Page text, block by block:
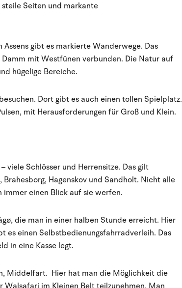
Seiten und markante
gibt es markierte Wanderwege. Das
mit Westfünen verbunden. Die Natur auf
hügelige Bereiche.
Dort gibt es auch einen tollen Spielplatz.
mit Herausforderungen für Groß und Klein.
viele Schlösser und Herrensitze. Das gilt
Hagenskov und Sandholt. Nicht alle
einen Blick auf sie werfen.
die man in einer halben Stunde erreicht. Hier
es einen Selbstbedienungsfahrradverleih. Das
in eine Kasse legt.
Middelfart. Hier hat man die Möglichkeit die